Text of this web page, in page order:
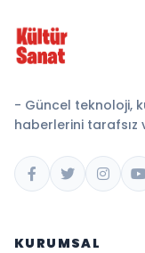
- Güncel teknoloji,
haberlerini tarafsız
KURUMSAL